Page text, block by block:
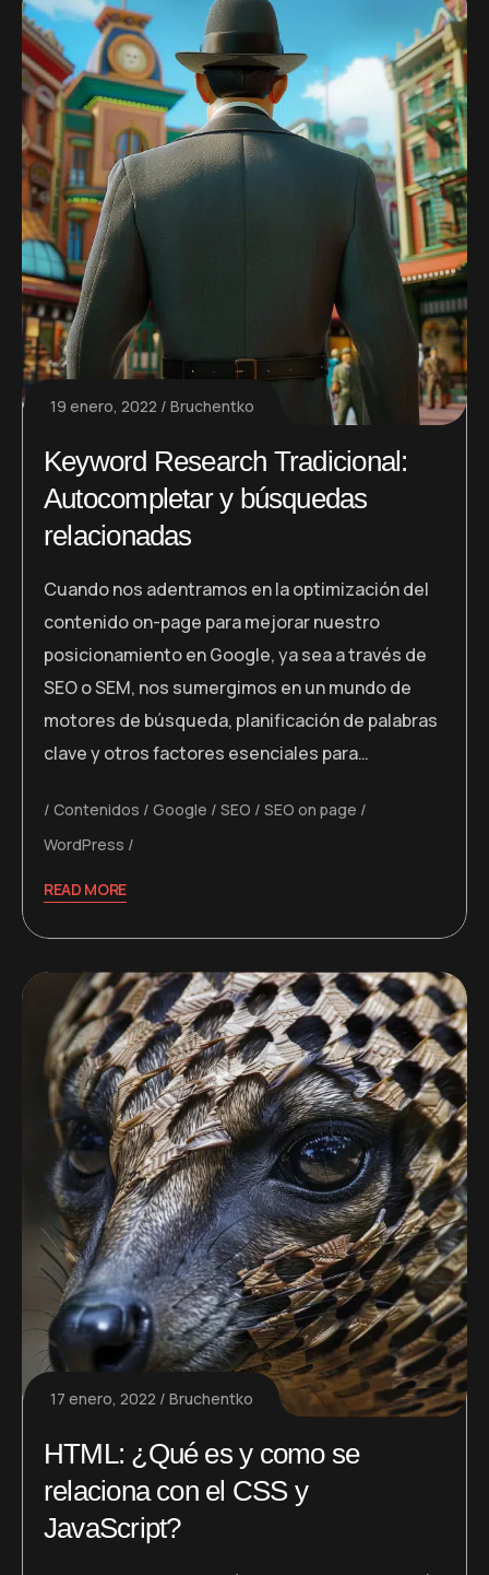
19 enero, 2022 Bruchentko
Keyword Research Tradicional:
Autocompletar y búsquedas
relacionadas
Cuando nos adentramos en la optimización del
contenido on-page para mejorar nuestro
posicionamiento en Google, ya sea a través de
SEO o SEM, nos sumergimos en un mundo de
motores de búsqueda, planificación de palabras
clave y otros factores esenciales para…
Contenidos Google SEO
SEO on page
WordPress
READ MORE
17 enero, 2022 Bruchentko
HTML: ¿Qué es y como se
relaciona con el CSS y
JavaScript?